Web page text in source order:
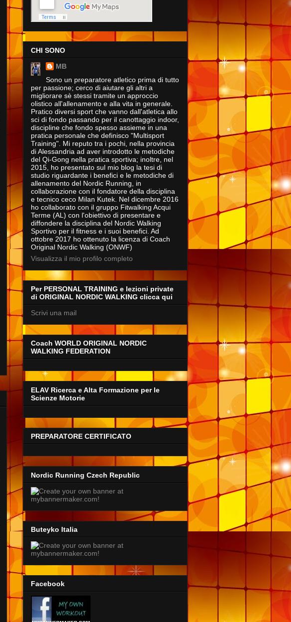
CHI SONO
MB
Sono un preparatore atletico prima di tutto
per passione; cerco di aiutare gli altri a
migliorare sè stessi tramite un approccio
olistico all'allenamento e alla vita in generale.
Pratico diversi sport che vanno dall'atletica allo
sci di fondo passando per il canottaggio indoor,
discipline che fondo spesso assieme in una
pratica personale che definisco "Multisport
Training". Mi reputo tra i pochi, nella provincia
di Alessandria ad aver introdotto le metodiche
del Qi-Gong nella pratica sportiva; inoltre, nel
2015, ho presentato sul mio blog la tesi di
studio riguardante i benefici e le metodiche di
allenamento del Nordic Running, in
collaborazione con il fondatore della disciplina
e tecnico ceco Milan Kutek. Nel dicembre 2016
ho collaborato con il gruppo Fitwalking Acqui
Terme (AL) con l'obiettivo di presentare e
diffondere la disciplina del Nordic Walking
Sportivo per il fitness e i suoi benefici. Ad
ottobre 2017 ho ottenuto la licenza di Coach
Original Nordic Walking (ONWF)
Visualizza il mio profilo completo
Per PERSONAL TRAINING e lezioni private
di ORIGINAL NORDIC WALKING clicca qui
Scrivi una mail
Coach WORLD ORIGINAL NORDIC
WALKING FEDERATION
ELAV Ricerca e Alta Formazione per le
Scienze Motorie
PREPARATORE CERTIFICATO
Nordic Running Czech Republic
Buteyko Italia
Facebook